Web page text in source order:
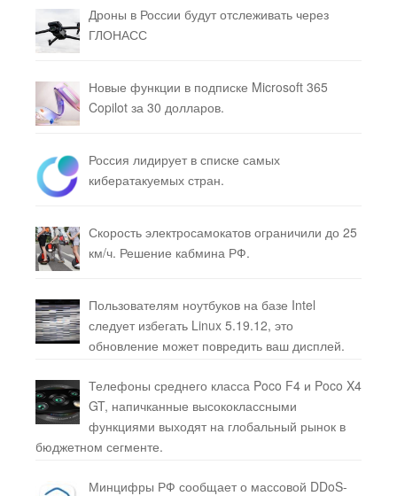
Дроны в России будут отслеживать через
ГЛОНАСС
Новые функции в подписке Microsoft 365
Copilot за 30 долларов.
Россия лидирует в списке самых
кибератакуемых стран.
Скорость электросамокатов ограничили до 25
км/ч. Решение кабмина РФ.
Пользователям ноутбуков на базе Intel
следует избегать Linux 5.19.12, это
обновление может повредить ваш дисплей.
Телефоны среднего класса Poco F4 и Poco X4
GT, напичканные высококлассными
функциями выходят на глобальный рынок в
бюджетном сегменте.
Минцифры РФ сообщает о массовой DDoS-